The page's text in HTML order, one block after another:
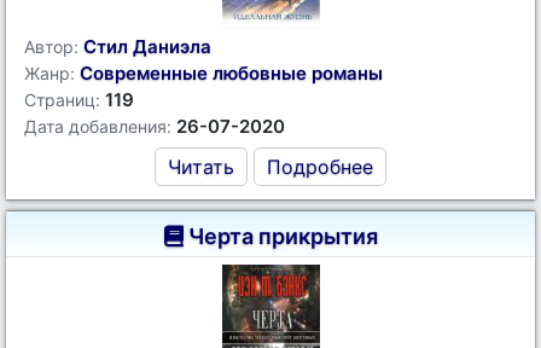
Автор: Стил Даниэла
Жанр: Современные любовные романы
Страниц: 119
Дата добавления: 26-07-2020
Читать Подробнее
Черта прикрытия